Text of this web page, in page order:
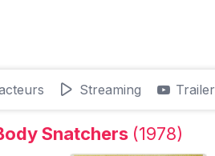
Streaming Trailer
Snatchers (1978)